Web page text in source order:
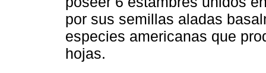
por sus semillas aladas
especies americanas que
hojas.